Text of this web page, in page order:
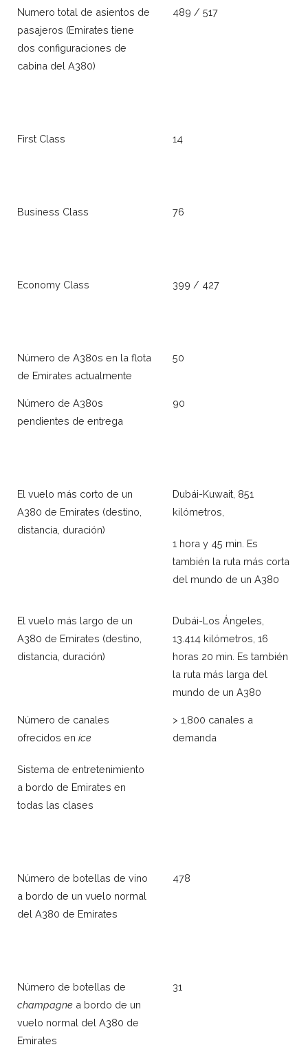
Numero total de asientos de
pasajeros (Emirates tiene
dos configuraciones de
cabina del A380)
489 / 517
First Class 14
Business Class 76
Economy Class 399 / 427
Número de A380s en la flota
de Emirates actualmente
50
Número de A380s
pendientes de entrega
90
El vuelo más corto de un
A380 de Emirates (destino,
distancia, duración)
Dubái-Kuwait, 851
kilómetros,
1 hora y 45 min. Es
también la ruta más corta
del mundo de un A380
El vuelo más largo de un
A380 de Emirates (destino,
distancia, duración)
Dubái-Los Ángeles,
13.414 kilómetros, 16
horas 20 min. Es también
la ruta más larga del
mundo de un A380
Número de canales
ofrecidos en ice
Sistema de entretenimiento
a bordo de Emirates en
todas las clases
> 1,800 canales a
demanda
Número de botellas de vino
a bordo de un vuelo normal
del A380 de Emirates
478
Número de botellas de
champagne a bordo de un
vuelo normal del A380 de
Emirates
31